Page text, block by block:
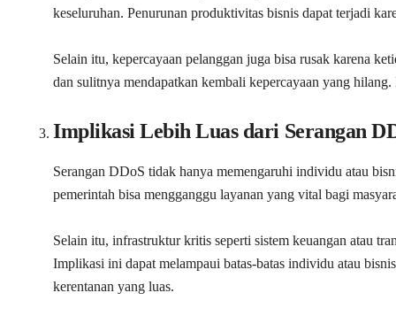
keseluruhan. Penurunan produktivitas bisnis dapat terjadi
Selain itu, kepercayaan pelanggan juga bisa rusak karena
dan sulitnya mendapatkan kembali kepercayaan yang
Implikasi Lebih Luas dari Serangan
Serangan DDoS tidak hanya memengaruhi individu atau
pemerintah bisa mengganggu layanan yang vital bagi
Selain itu, infrastruktur kritis seperti sistem keuangan atau
Implikasi ini dapat melampaui batas-batas individu atau
kerentanan yang luas.